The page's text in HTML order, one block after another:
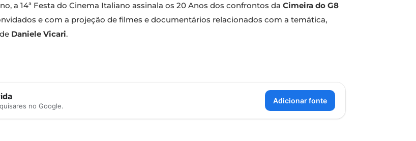
a 14ª Festa do Cinema Italiano assinala os 20 Anos dos confrontos da Cimeira do G8
e com a projeção de filmes e documentários relacionados com a temática,
de Daniele Vicari.
no Google.
Adicionar fonte